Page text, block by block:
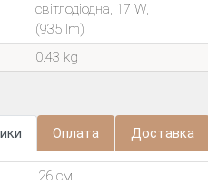
світлодіодна, 17 W,
(935 lm)
0.43 kg
Оплата Доставка
26 см